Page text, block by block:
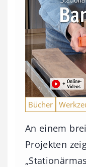
Bücher
An einem
Projekten